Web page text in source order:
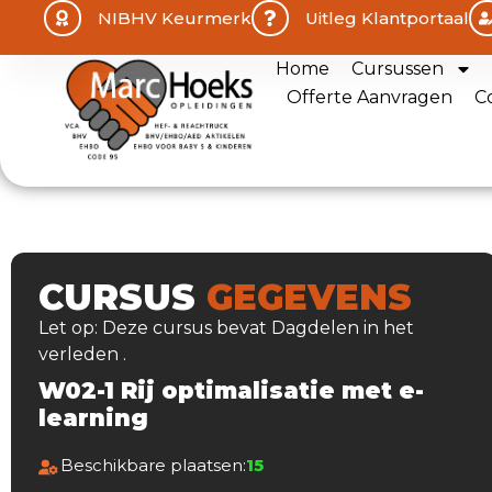
NIBHV Keurmerk Uitleg Klantportaal
Home
Cursussen
Offerte Aanvragen
CURSUS GEGEVENS
Let op: Deze cursus bevat Dagdelen in het
verleden .
W02-1 Rij optimalisatie met e-
learning
Beschikbare plaatsen:15